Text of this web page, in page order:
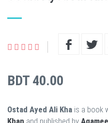
BDT 40.00
Ostad Ayed Ali Kha is a book
Khan and published by